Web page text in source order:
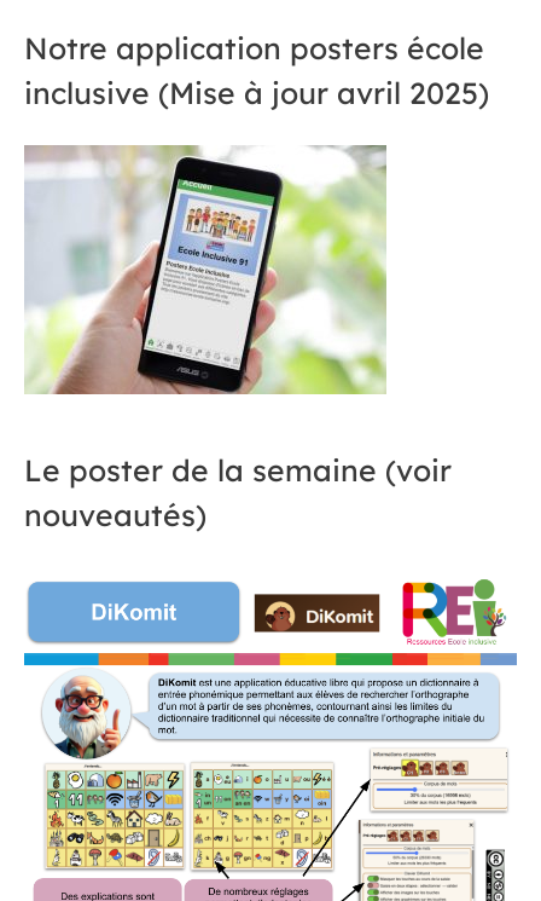
Notre application posters école
inclusive (Mise à jour avril 2025)
Le poster de la semaine (voir
nouveautés)